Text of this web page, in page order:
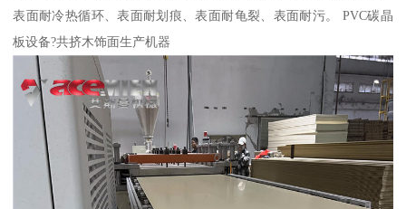
表面耐冷热循环、表面耐划痕、表面耐龟裂、表面耐污。 PVC碳晶
板设备?共挤木饰面生产机器